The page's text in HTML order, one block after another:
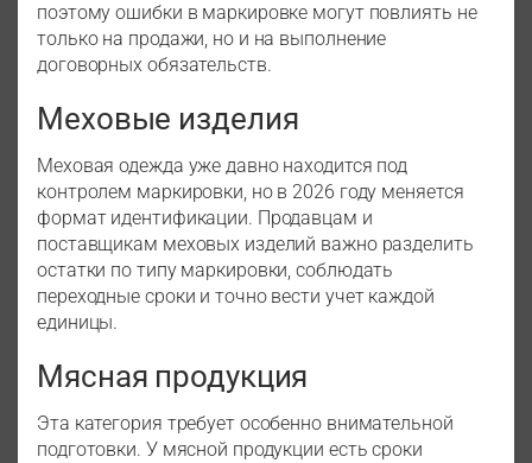
поэтому ошибки в маркировке могут повлиять не
только на продажи, но и на выполнение
договорных обязательств.
Меховые изделия
Меховая одежда уже давно находится под
контролем маркировки, но в 2026 году меняется
формат идентификации. Продавцам и
поставщикам меховых изделий важно разделить
остатки по типу маркировки, соблюдать
переходные сроки и точно вести учет каждой
единицы.
Мясная продукция
Эта категория требует особенно внимательной
подготовки. У мясной продукции есть сроки